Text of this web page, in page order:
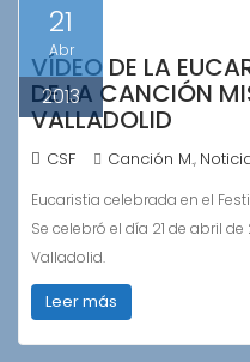
21
Abr
2013
VÍDEO DE LA
DE LA CANCIÓN
VALLADOLID
CSF Canción M.,
Eucaristia celebrada en el
Se celebró el día 21 de abril
Valladolid.
Leer más